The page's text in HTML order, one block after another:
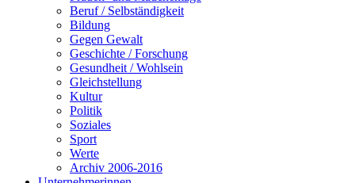
Beruf / Selbständigkeit
Bildung
Gegen Gewalt
Geschichte / Forschung
Gesundheit / Wohlsein
Gleichstellung
Kultur
Politik
Soziales
Sport
Werte
Archiv 2006-2016